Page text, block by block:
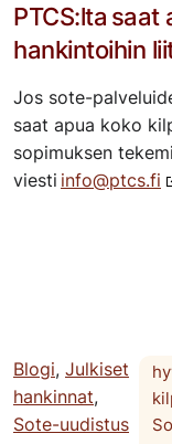
PTCS:lta saat
hankintoihin
Jos sote-
saat apua koko
sopimuksen
viesti info@ptcs.fi
Blogi, Julkiset
hankinnat,
Sote-uudistus